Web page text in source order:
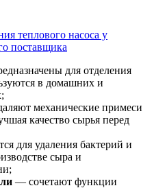
теплового насоса у
поставщика
для отделения
в домашних и
механические примеси
качество сырья перед
для удаления бактерий и
сыра и
— сочетают функции